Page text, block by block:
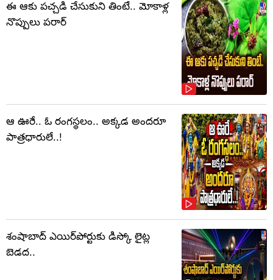
ఈ ఆకు పచ్చడి చేసుకుని తింటే.. మోకాళ్ల
నొప్పులు పరార్‌
ఆ ఊరే.. ఓ రంగస్థలం.. అక్కడ అందరూ
పాత్రధారులే..!
శంషాబాద్ ఎయిర్‌పోర్టుకు డిస్కో లైట్ల
బెడద..